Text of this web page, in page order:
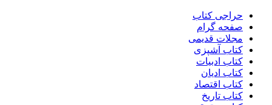
حراجی کتاب
صفحه گرام
مجلات قدیمی
کتاب آشپزی
کتاب ادبیات
کتاب ادیان
کتاب اقتصاد
کتاب تاریخ